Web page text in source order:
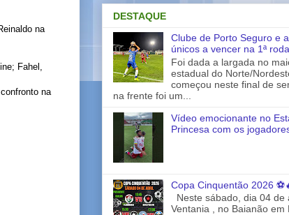
na
Fahel,
na
DESTAQUE
Clube de Porto Seguro e
únicos a vencer na 1ª
Foi dada a largada no
estadual do Norte/
começou neste final de
na frente foi um...
Vídeo emocionante no
Princesa com os
Copa Cinquentão 2026
Neste sábado, dia 04 de
Ventania , no Baianão em